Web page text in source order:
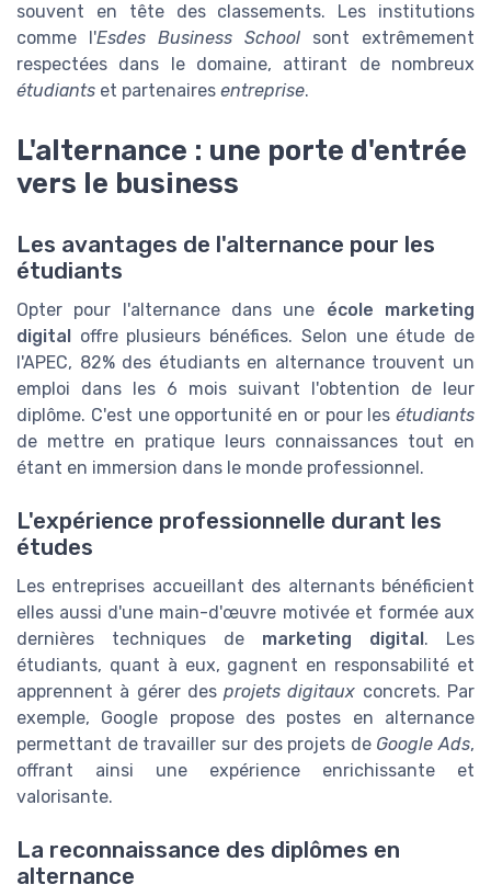
souvent en tête des classements. Les institutions
comme l'Esdes Business School sont extrêmement
respectées dans le domaine, attirant de nombreux
étudiants et partenaires entreprise.
L'alternance : une porte d'entrée
vers le business
Les avantages de l'alternance pour les
étudiants
Opter pour l'alternance dans une école marketing
digital offre plusieurs bénéfices. Selon une étude de
l'APEC, 82% des étudiants en alternance trouvent un
emploi dans les 6 mois suivant l'obtention de leur
diplôme. C'est une opportunité en or pour les étudiants
de mettre en pratique leurs connaissances tout en
étant en immersion dans le monde professionnel.
L'expérience professionnelle durant les
études
Les entreprises accueillant des alternants bénéficient
elles aussi d'une main-d'œuvre motivée et formée aux
dernières techniques de marketing digital. Les
étudiants, quant à eux, gagnent en responsabilité et
apprennent à gérer desprojets digitaux concrets. Par
exemple, Google propose des postes en alternance
permettant de travailler sur des projets de Google Ads,
offrant ainsi une expérience enrichissante et
valorisante.
La reconnaissance des diplômes en
alternance